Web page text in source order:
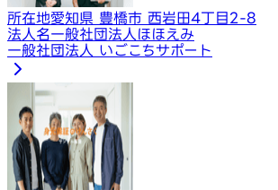
所在地愛知県 豊橋市 西岩田4丁目2-8
法人名一般社団法人ほほえみ
一般社団法人 いごこちサポート